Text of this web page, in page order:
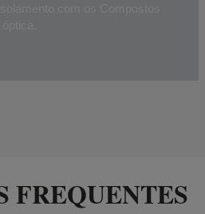
FREQUENTES